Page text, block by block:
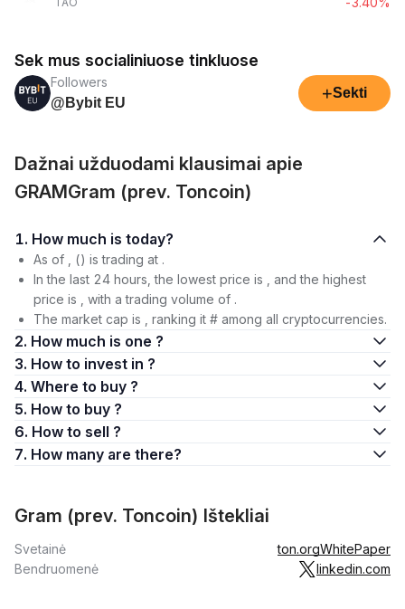
Sek mus socialiniuose tinkluose
Followers
@Bybit EU
+Sekti
Dažnai užduodami klausimai apie
GRAMGram (prev. Toncoin)
1. How much is today?
As of , () is trading at .
In the last 24 hours, the lowest price is , and the highest
price is , with a trading volume of .
The market cap is , ranking it # among all cryptocurrencies.
2. How much is one ?
3. How to invest in ?
4. Where to buy ?
5. How to buy ?
6. How to sell ?
7. How many are there?
Gram (prev. Toncoin) Ištekliai
Svetainė ton.orgWhitePaper
Bendruomenė
linkedin.com